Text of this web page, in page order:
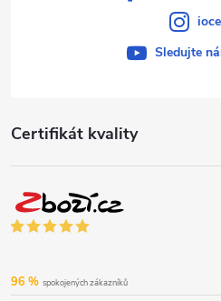
Certifikát kvality
96 % spokojených zákazníků
Sledujte